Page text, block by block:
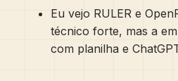
Eu vejo RULER e
técnico forte, mas a
com planilha e